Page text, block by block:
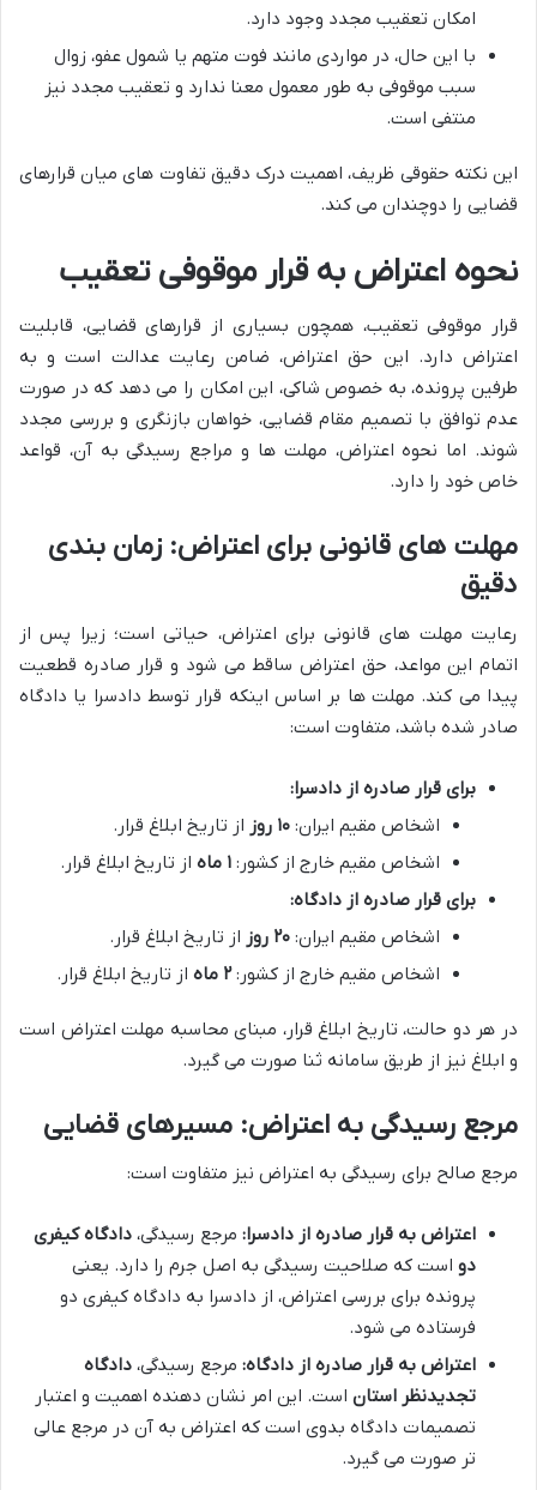
امکان تعقیب مجدد وجود دارد.
با این حال، در مواردی مانند فوت متهم یا شمول عفو، زوال
سبب موقوفی به طور معمول معنا ندارد و تعقیب مجدد نیز
منتفی است.
این نکته حقوقی ظریف، اهمیت درک دقیق تفاوت های میان قرارهای
قضایی را دوچندان می کند.
نحوه اعتراض به قرار موقوفی تعقیب
قرار موقوفی تعقیب، همچون بسیاری از قرارهای قضایی، قابلیت
اعتراض دارد. این حق اعتراض، ضامن رعایت عدالت است و به
طرفین پرونده، به خصوص شاکی، این امکان را می دهد که در صورت
عدم توافق با تصمیم مقام قضایی، خواهان بازنگری و بررسی مجدد
شوند. اما نحوه اعتراض، مهلت ها و مراجع رسیدگی به آن، قواعد
خاص خود را دارد.
مهلت های قانونی برای اعتراض: زمان بندی
دقیق
رعایت مهلت های قانونی برای اعتراض، حیاتی است؛ زیرا پس از
اتمام این مواعد، حق اعتراض ساقط می شود و قرار صادره قطعیت
پیدا می کند. مهلت ها بر اساس اینکه قرار توسط دادسرا یا دادگاه
صادر شده باشد، متفاوت است:
برای قرار صادره از دادسرا:
اشخاص مقیم ایران: ۱۰ روز
از تاریخ ابلاغ قرار.
اشخاص مقیم خارج از کشور: ۱ ماه
از تاریخ ابلاغ قرار.
برای قرار صادره از دادگاه:
اشخاص مقیم ایران: ۲۰ روز
از تاریخ ابلاغ قرار.
اشخاص مقیم خارج از کشور:۲ ماه از تاریخ ابلاغ قرار.
در هر دو حالت، تاریخ ابلاغ قرار، مبنای محاسبه مهلت اعتراض است
و ابلاغ نیز از طریق سامانه ثنا صورت می گیرد.
مرجع رسیدگی به اعتراض: مسیرهای قضایی
مرجع صالح برای رسیدگی به اعتراض نیز متفاوت است:
اعتراض به قرار صادره از دادسرا: مرجع رسیدگی، دادگاه کیفری
دو است که صلاحیت رسیدگی به اصل جرم را دارد. یعنی
پرونده برای بررسی اعتراض، از دادسرا به دادگاه کیفری دو
فرستاده می شود.
اعتراض به قرار صادره از دادگاه: مرجع رسیدگی، دادگاه
تجدیدنظر استان است. این امر نشان دهنده اهمیت و اعتبار
تصمیمات دادگاه بدوی است که اعتراض به آن در مرجع عالی
تر صورت می گیرد.